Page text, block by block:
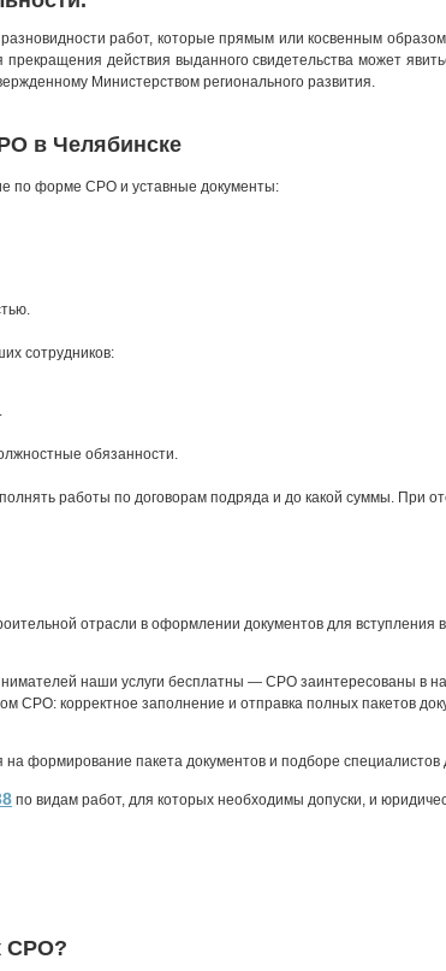
работ, которые прямым или косвенным
действия выданного свидетельства может
Министерством регионального развития.
в Челябинске
по форме СРО и уставные документы:
сотрудников:
обязанности.
работы по договорам подряда и до какой суммы. При
отрасли в оформлении документов для вступления
наши услуги бесплатны — СРО заинтересованы в
СРО: корректное заполнение и отправка полных пакетов
формирование пакета документов и подборе
по видам работ, для которых необходимы допуски, и
СРО?